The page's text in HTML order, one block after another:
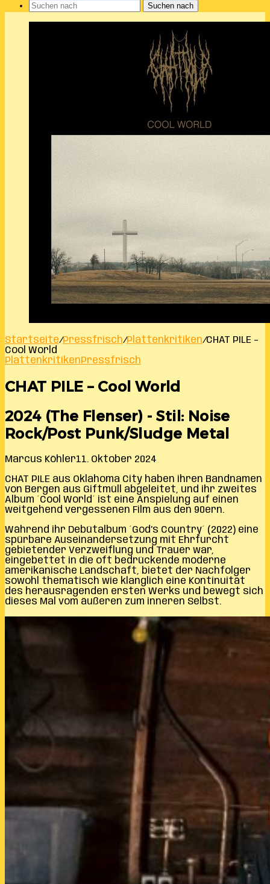
Suchen nach
Startseite/Pressfrisch/Plattenkritiken/CHAT PILE –
Cool World
PlattenkritikenPressfrisch
CHAT PILE – Cool World
2024 (The Flenser) - Stil: Noise
Rock/Post Punk/Sludge Metal
Marcus Köhler11. Oktober 2024
CHAT PILE aus Oklahoma City haben ihren Bandnamen
von Bergen aus Giftmüll abgeleitet, und ihr zweites
Album ´Cool World´ ist eine Anspielung auf einen
weitgehend vergessenen Film aus den 90ern.
Während ihr Debütalbum ´God’s Country´ (2022) eine
spürbare Auseinandersetzung mit Ehrfurcht
gebietender Verzweiflung und Trauer war,
eingebettet in die oft bedrückende moderne
amerikanische Landschaft, bietet der Nachfolger
sowohl thematisch wie klanglich eine Kontinuität
des herausragenden ersten Werks und bewegt sich
dieses Mal vom äußeren zum inneren Selbst.